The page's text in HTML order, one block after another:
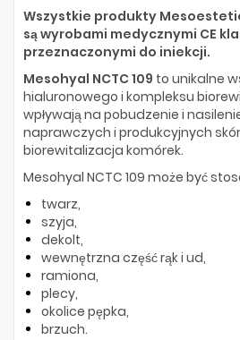
Wszystkie produkty
są wyrobami medycznymi CE
przeznaczonymi do iniekcji.
Mesohyal NCTC 109 to unikalne
hialuronowego i kompleksu
wpływają na pobudzenie i
naprawczych i produkcyjnych
biorewitalizacja komórek.
Mesohyal NCTC 109 może być
twarz,
szyja,
dekolt,
wewnętrzna część rąk i ud,
ramiona,
plecy,
okolice pępka,
brzuch.